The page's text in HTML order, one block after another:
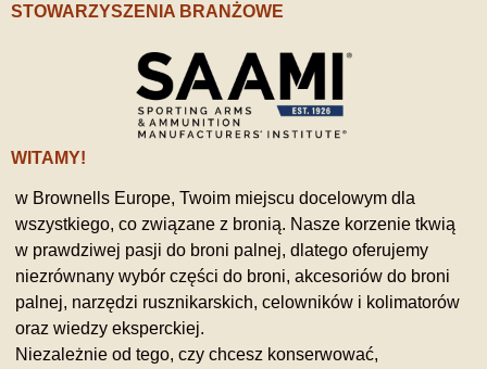
STOWARZYSZENIA BRANŻOWE
WITAMY!
w Brownells Europe, Twoim miejscu docelowym dla
wszystkiego, co związane z bronią. Nasze korzenie tkwią
w prawdziwej pasji do broni palnej, dlatego oferujemy
niezrównany wybór części do broni, akcesoriów do broni
palnej, narzędzi rusznikarskich, celowników i kolimatorów
oraz wiedzy eksperckiej.
Niezależnie od tego, czy chcesz konserwować,